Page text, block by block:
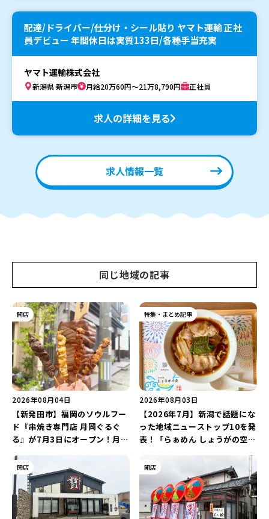
配達/ドライバー/仕分け・シール貼り ヤマト運輸 正社
員デビュー 年間休日は実質133日/各種手当充実
ヤマト運輸株式会社
新潟県 新潟市 月給20万60円～21万8,790円 正社員
求人の詳細を見る
求人情報一覧
同じ地域の記事
開店
2026年08月04日
【新発田市】福岡のソウルフー
ド『串焼き専門店 月岡ぐるぐ
る』が7月3日にオープン！月岡
材を使ったぐるぐる串焼き」を
堪能しよう♪
特集・まとめ記事
2026年08月03日
【2026年7月】新潟で話題にな
った地域ニューストップ10を発
表！「らぁめん しょうがの空」
閉店の注目記事をランキングで
ご紹介♪
閉店 開店